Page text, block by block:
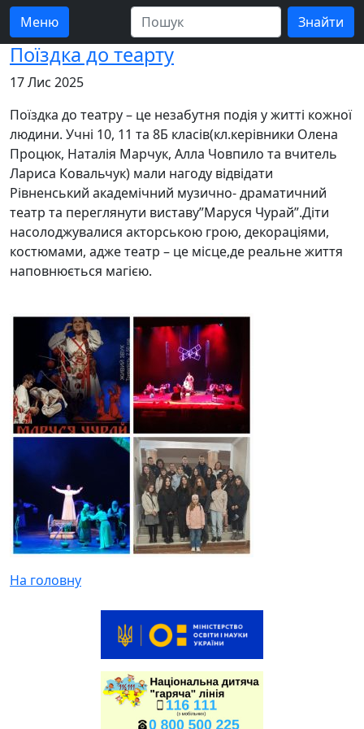
Меню
Поїздка до теарту
17 Лис 2025
Поїздка до театру – це незабутня подія у житті кожної
людини. Учні 10, 11 та 8Б класів(кл.керівники Олена
Процюк, Наталія Марчук, Алла Човпило та вчитель
Лариса Ковальчук) мали нагоду відвідати
Рівненський академічний музично- драматичний
театр та переглянути виставу”Маруся Чурай”.Діти
насолоджувалися акторською грою, декораціями,
костюмами, адже театр – це місце,де реальне життя
наповнюється магією.
На головну